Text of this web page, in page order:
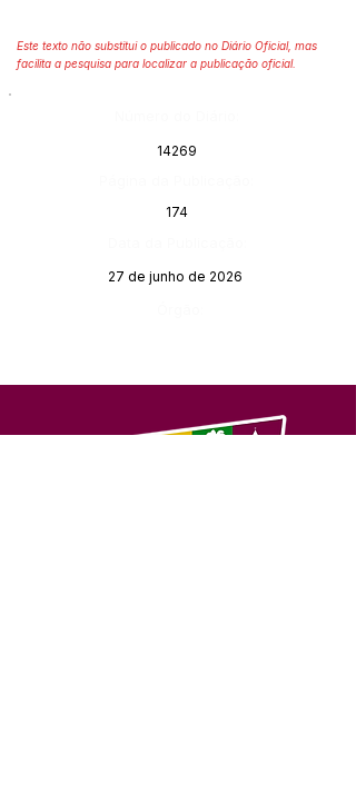
Este texto não substitui o publicado no Diário Oficial, mas
facilita a pesquisa para localizar a publicação oficial.
14269
174
27 de junho de 2026